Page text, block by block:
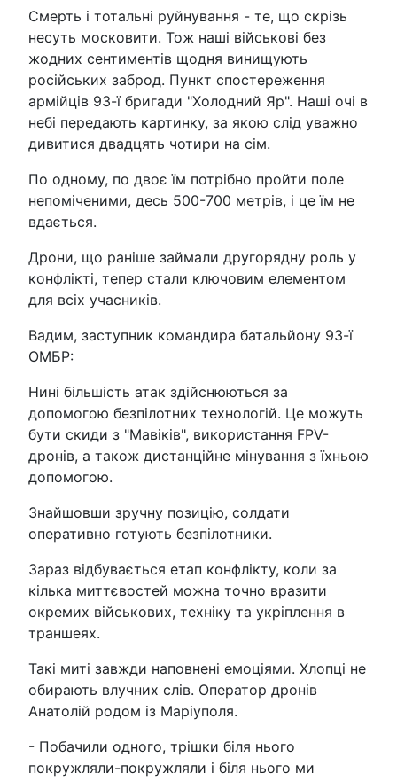
Смерть і тотальні руйнування - те, що скрізь
несуть московити. Тож наші військові без
жодних сентиментів щодня винищують
російських заброд. Пункт спостереження
армійців 93-ї бригади "Холодний Яр". Наші очі в
небі передають картинку, за якою слід уважно
дивитися двадцять чотири на сім.
По одному, по двоє їм потрібно пройти поле
непоміченими, десь 500-700 метрів, і це їм не
вдається.
Дрони, що раніше займали другорядну роль у
конфлікті, тепер стали ключовим елементом
для всіх учасників.
Вадим, заступник командира батальйону 93-ї
ОМБР:
Нині більшість атак здійснюються за
допомогою безпілотних технологій. Це можуть
бути скиди з "Мавіків", використання FPV-
дронів, а також дистанційне мінування з їхньою
допомогою.
Знайшовши зручну позицію, солдати
оперативно готують безпілотники.
Зараз відбувається етап конфлікту, коли за
кілька миттєвостей можна точно вразити
окремих військових, техніку та укріплення в
траншеях.
Такі миті завжди наповнені емоціями. Хлопці не
обирають влучних слів. Оператор дронів
Анатолій родом із Маріуполя.
- Побачили одного, трішки біля нього
покружляли-покружляли і біля нього ми